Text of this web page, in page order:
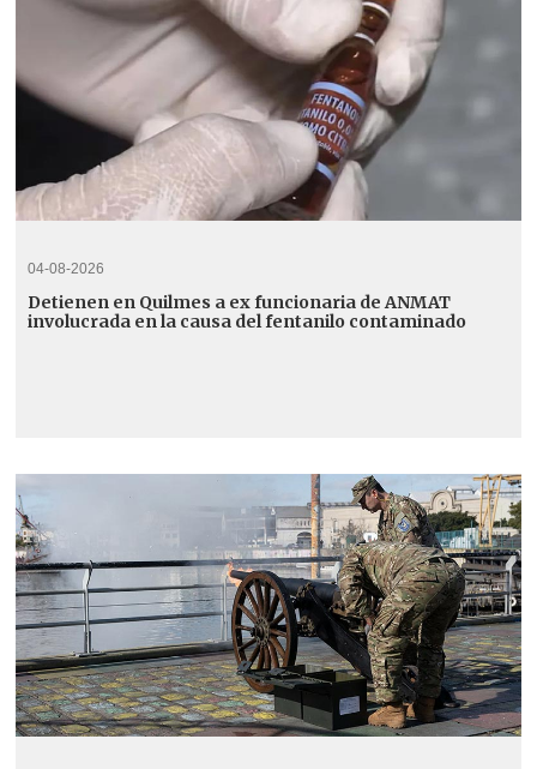
04-08-2026
Detienen en Quilmes a ex funcionaria de ANMAT
involucrada en la causa del fentanilo contaminado